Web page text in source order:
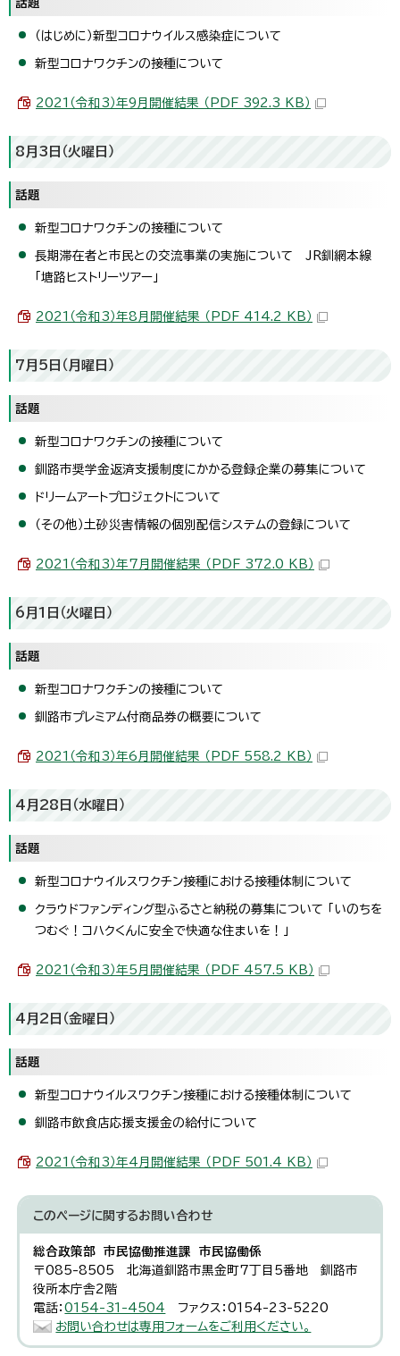
話題
（はじめに）新型コロナウイルス感染症について
新型コロナワクチンの接種について
2021（令和3）年9月開催結果 （PDF 392.3 KB）
8月3日（火曜日）
話題
新型コロナワクチンの接種について
長期滞在者と市民との交流事業の実施について JR釧網本線
「塘路ヒストリーツアー」
2021（令和3）年8月開催結果 （PDF 414.2 KB）
7月5日（月曜日）
話題
新型コロナワクチンの接種について
釧路市奨学金返済支援制度にかかる登録企業の募集について
ドリームアートプロジェクトについて
（その他）土砂災害情報の個別配信システムの登録について
2021（令和3）年7月開催結果 （PDF 372.0 KB）
6月1日（火曜日）
話題
新型コロナワクチンの接種について
釧路市プレミアム付商品券の概要について
2021（令和3）年6月開催結果 （PDF 558.2 KB）
4月28日（水曜日）
話題
新型コロナウイルスワクチン接種における接種体制について
クラウドファンディング型ふるさと納税の募集について 「いのちを
つむぐ！コハクくんに安全で快適な住まいを！」
2021（令和3）年5月開催結果 （PDF 457.5 KB）
4月2日（金曜日）
話題
新型コロナウイルスワクチン接種における接種体制について
釧路市飲食店応援支援金の給付について
2021（令和3）年4月開催結果 （PDF 501.4 KB）
このページに関するお問い合わせ
総合政策部 市民協働推進課 市民協働係
〒085-8505 北海道釧路市黒金町7丁目5番地 釧路市
役所本庁舎2階
電話：0154-31-4504
ファクス：0154-23-5220
お問い合わせは専用フォームをご利用ください。